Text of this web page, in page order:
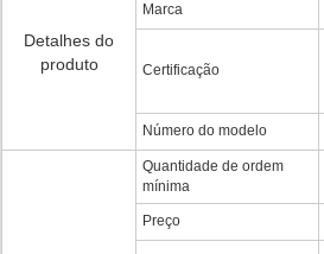
Detalhes do
produto
Marca
Certificação
Número do modelo
Quantidade de ordem
mínima
Preço